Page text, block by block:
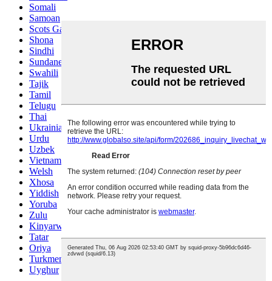
Somali
Samoan
Scots Gaelic
Shona
Sindhi
Sundanese
Swahili
Tajik
Tamil
Telugu
Thai
Ukrainian
Urdu
Uzbek
Vietnamese
Welsh
Xhosa
Yiddish
Yoruba
Zulu
Kinyarwanda
Tatar
Oriya
Turkmen
Uyghur